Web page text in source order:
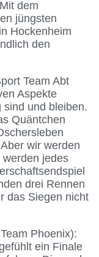
dem
jüngsten
Hockenheim
den
Team Abt
Aspekte
sind und bleiben.
Quäntchen
wir werden
jedes
drei Rennen
das Siegen nicht
Phoenix):
ein Finale